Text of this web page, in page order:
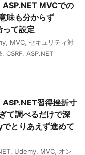
ASP.NET MVCでの
味も分からず
て設定
MVC セキュリティ対
CSRF ASP.NET
ASP.NET習得挫折寸
て調べるだけで深
とりあえず進めて
Udemy MVC オン